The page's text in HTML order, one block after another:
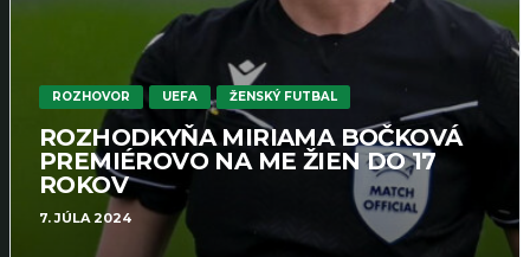
ROZHOVOR UEFA ŽENSKÝ FUTBAL
ROZHODKYŇA MIRIAMA BOČKOVÁ
PREMIÉROVO NA ME ŽIEN DO 17
ROKOV
7. JÚLA 2024